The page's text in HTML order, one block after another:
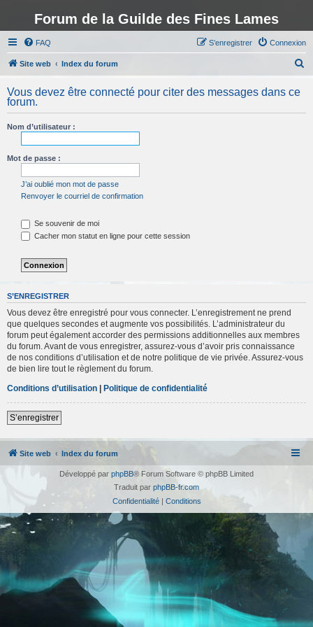
Forum de la Guilde des Fines Lames
FAQ Connexion
S’enregistrer
Site web Index du forum
h
Vous devez être connecté pour citer des messages dans ce
forum.
Nom d’utilisateur :
Mot de passe :
J’ai oublié mon mot de passe
Renvoyer le courriel de confirmation
Se souvenir de moi
Cacher mon statut en ligne pour cette session
S’ENREGISTRER
Vous devez être enregistré pour vous connecter. L’enregistrement ne prend
que quelques secondes et augmente vos possibilités. L’administrateur du
forum peut également accorder des permissions additionnelles aux membres
du forum. Avant de vous enregistrer, assurez-vous d’avoir pris connaissance
de nos conditions d’utilisation et de notre politique de vie privée. Assurez-vous
de bien lire tout le règlement du forum.
Conditions d’utilisation | Politique de confidentialité
S’enregistrer
Site web Index du forum
Développé par phpBB® Forum Software © phpBB Limited
Traduit par phpBB-fr.com
Confidentialité| Conditions